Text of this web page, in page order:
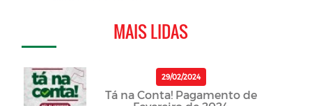
MAIS LIDAS
29/02/2024
Tá na Conta! Pagamento de